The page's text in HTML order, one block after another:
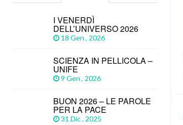
I VENERDÌ
DELL’UNIVERSO 2026
18 Gen , 2026
SCIENZA IN PELLICOLA –
UNIFE
9 Gen , 2026
BUON 2026 – LE PAROLE
PER LA PACE
31 Dic , 2025